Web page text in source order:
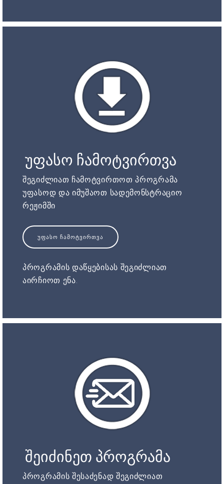
უფასო ჩამოტვირთვა
შეგიძლიათ ჩამოტვირთოთ პროგრამა
უფასოდ და იმუშაოთ სადემონსტრაციო
რეჟიმში
ᲣᲤᲐᲡᲝ ᲩᲐᲛᲝᲢᲕᲘᲠᲗᲕᲐ
პროგრამის დაწყებისას შეგიძლიათ
აირჩიოთ ენა.
შეიძინეთ პროგრამა
პროგრამის შესაძენად შეგიძლიათ